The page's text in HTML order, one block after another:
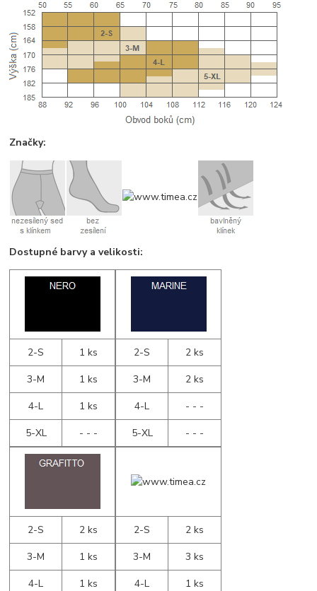
Značky:
Dostupné barvy a velikosti:
2-S
1 ks
3-M
1 ks
4-L
1 ks
5-XL
- - -
2-S
2 ks
3-M
2 ks
4-L
- - -
5-XL
- - -
2-S
2 ks
3-M
1 ks
4-L
1 ks
2-S
2 ks
3-M
3 ks
4-L
1 ks